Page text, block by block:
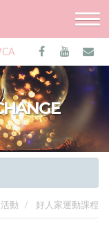
動 好人家運動課程